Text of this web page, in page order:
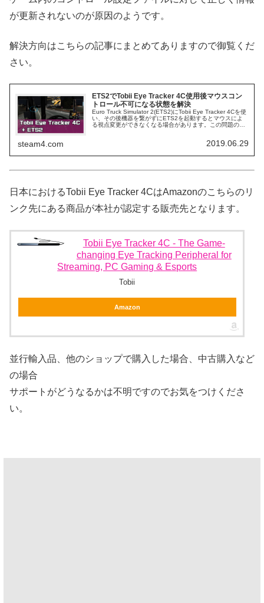
が更新されないのが原因のようです。
解決方向はこちらの記事にまとめてありますので御覧くだ
さい。
ETS2でTobii Eye Tracker 4C使用後マウスコン
トロール不可になる状態を解決
Euro Truck Simulator 2(ETS2)にTobii Eye Tracker 4Cを使
い、その後機器を繋がずにETS2を起動するとマウスによ
る視点変更ができなくなる場合があります。この問題の解
steam4.com 2019.06.29
日本におけるTobii Eye Tracker 4CはAmazonのこちらのリ
ンク先にある商品が本社が認定する販売先となります。
Tobii Eye Tracker 4C - The Game-
changing Eye Tracking Peripheral for
Streaming, PC Gaming & Esports
Tobii
Amazon
並行輸入品、他のショップで購入した場合、中古購入など
の場合
サポートがどうなるかは不明ですのでお気をつけくださ
い。